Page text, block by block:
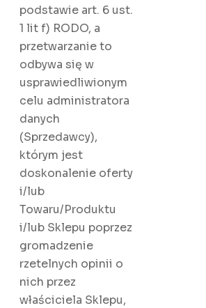
podstawie art. 6 ust.
1 lit f) RODO, a
przetwarzanie to
odbywa się w
usprawiedliwionym
celu administratora
danych
(Sprzedawcy),
którym jest
doskonalenie oferty
i/lub
Towaru/Produktu
i/lub Sklepu poprzez
gromadzenie
rzetelnych opinii o
nich przez
właściciela Sklepu,